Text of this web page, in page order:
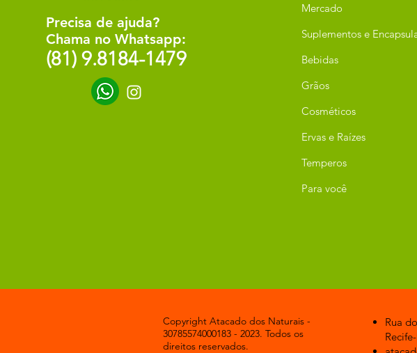
Precisa de ajuda?
Chama no Whatsapp:
(81) 9.8184-1479
Mercado
Suplementos e
Bebidas
Grãos
Cosméticos
Ervas e Raízes
Temperos
Para você
Copyright Atacado dos Naturais -
30785574000183 - 2023. Todos os
direitos reservados.
Rua